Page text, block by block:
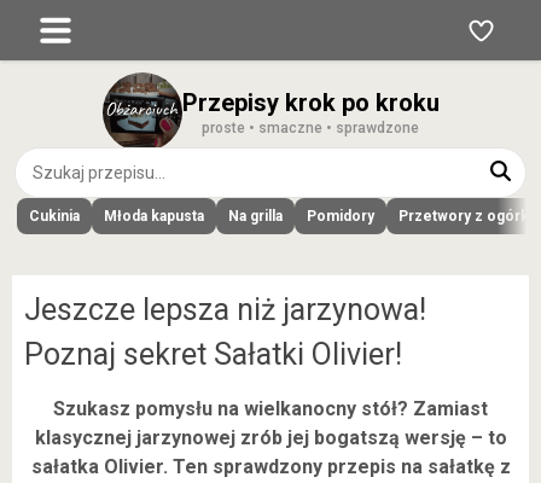
Przepisy krok po kroku
proste • smaczne • sprawdzone
Cukinia Młoda kapusta Na grilla Pomidory Przetwory z
Jeszcze lepsza niż jarzynowa!
Poznaj sekret Sałatki Olivier!
Szukasz pomysłu na wielkanocny stół? Zamiast
klasycznej jarzynowej zrób jej bogatszą wersję – to
sałatka Olivier. Ten sprawdzony przepis na sałatkę z